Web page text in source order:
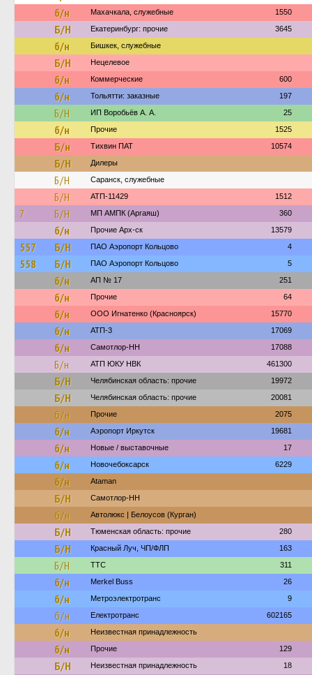
б/н
Махачкала, служебные 1550
Б/Н Екатеринбург: прочие 3645
б/н Бишкек, служебные
Б/Н Нецелевое
б/н Коммерческие 600
б/н Тольятти: заказные 197
Б/Н ИП Воробьёв А. А. 25
б/н Прочие 1525
Б/н Тихвин ПАТ 10574
Б/Н Дилеры
Б/Н Саранск, служебные
Б/Н АТП-11429 1512
7 Б/Н МП АМПК (Аргаяш) 360
б/н Прочие Арх-ск 13579
557 Б/Н ПАО Аэропорт Кольцово 4
558 Б/Н ПАО Аэропорт Кольцово 5
б/н АП № 17 251
б/н Прочие 64
б/н ООО Игнатенко (Красноярск) 15770
б/н АТП-3 17069
б/н Самотлор-НН 17088
Б/н АТП ЮКУ НВК 461300
Б/Н Челябинская область: прочие 19972
Б/Н Челябинская область: прочие 20081
б/н Прочие 2075
б/н Аэропорт Иркутск 19681
б/н Новые / выставочные 17
б/н Новочебоксарск 6229
б/н Ataman
Б/Н Самотлор-НН
б/н Автолюкс | Белоусов (Курган)
Б/Н Тюменская область: прочие 280
Б/Н Красный Луч, ЧП/ФЛП 163
Б/Н ТТС 311
б/н Merkel Buss 26
б/н Метроэлектротранс 9
б/н Електротранс 602165
б/н Неизвестная принадлежность
б/н Прочие 129
Б/Н Неизвестная принадлежность 18